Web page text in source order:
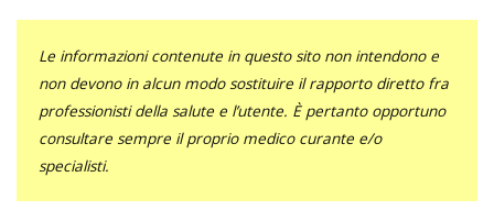
Le informazioni contenute in questo sito non intendono e
non devono in alcun modo sostituire il rapporto diretto fra
professionisti della salute e l’utente. È pertanto opportuno
consultare sempre il proprio medico curante e/o
specialisti.